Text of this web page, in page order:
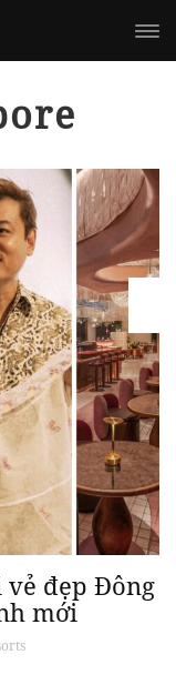
vẻ đẹp Đông
mới